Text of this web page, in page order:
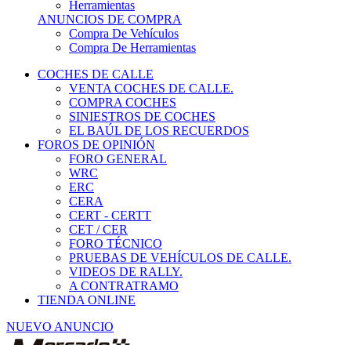
Herramientas
ANUNCIOS DE COMPRA
Compra De Vehículos
Compra De Herramientas
COCHES DE CALLE
VENTA COCHES DE CALLE.
COMPRA COCHES
SINIESTROS DE COCHES
EL BAÚL DE LOS RECUERDOS
FOROS DE OPINIÓN
FORO GENERAL
WRC
ERC
CERA
CERT - CERTT
CET / CER
FORO TÉCNICO
PRUEBAS DE VEHÍCULOS DE CALLE.
VIDEOS DE RALLY.
A CONTRATRAMO
TIENDA ONLINE
NUEVO ANUNCIO